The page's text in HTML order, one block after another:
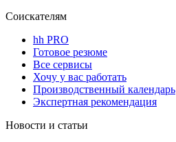
Соискателям
hh PRO
Готовое резюме
Все сервисы
Хочу у вас работать
Производственный календарь
Экспертная рекомендация
Новости и статьи